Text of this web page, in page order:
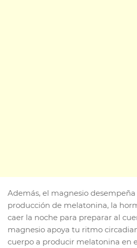
Además, el magnesio
producción de melatonina, la
caer la noche para preparar al
magnesio apoya tu ritmo
cuerpo a producir melatonina en